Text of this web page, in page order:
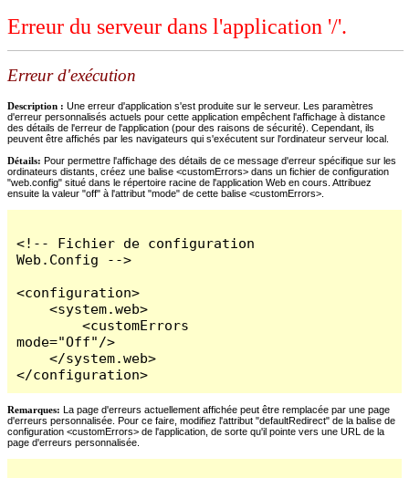
Erreur du serveur dans l'application '/'.
Erreur d'exécution
Description : Une erreur d'application s'est produite sur le serveur. Les paramètres
d'erreur personnalisés actuels pour cette application empêchent l'affichage à distance
des détails de l'erreur de l'application (pour des raisons de sécurité). Cependant, ils
peuvent être affichés par les navigateurs qui s'exécutent sur l'ordinateur serveur local.
Détails: Pour permettre l'affichage des détails de ce message d'erreur spécifique sur les
ordinateurs distants, créez une balise <customErrors> dans un fichier de configuration
"web.config" situé dans le répertoire racine de l'application Web en cours. Attribuez
ensuite la valeur "off" à l'attribut "mode" de cette balise <customErrors>.
<!-- Fichier de configuration
Web.Config -->
<configuration>
    <system.web>
        <customErrors
mode="Off"/>
    </system.web>
</configuration>
Remarques: La page d'erreurs actuellement affichée peut être remplacée par une page
d'erreurs personnalisée. Pour ce faire, modifiez l'attribut "defaultRedirect" de la balise de
configuration <customErrors> de l'application, de sorte qu'il pointe vers une URL de la
page d'erreurs personnalisée.